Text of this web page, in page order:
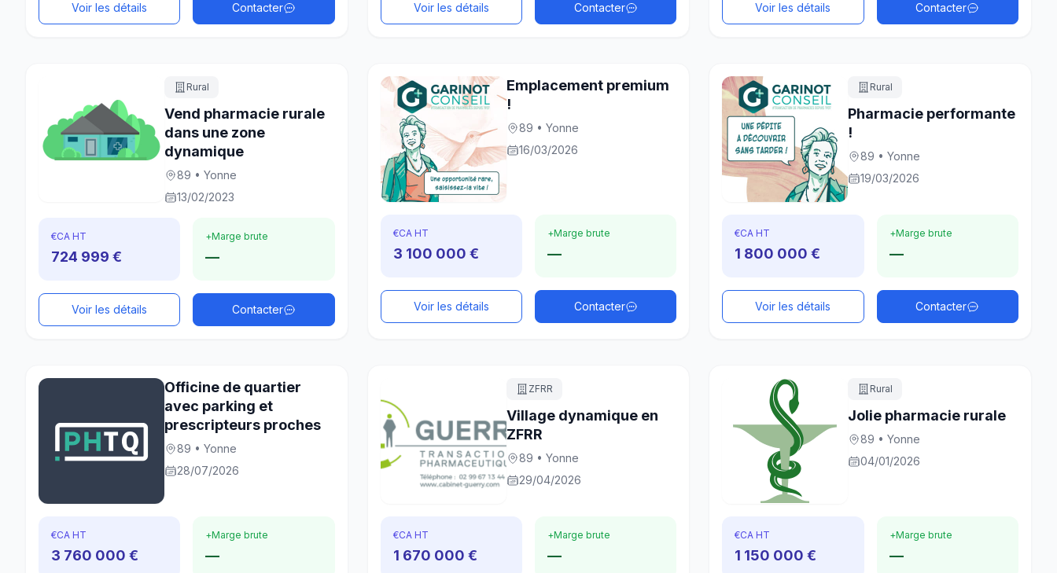
Voir les détails Contacter Voir les détails Contacter Voir les détails Contacter
Rural
Vend pharmacie rurale
dans une zone
dynamique
89 • Yonne
13/02/2023
€CA HT
724 999 €
+Marge brute
—
Voir les détails Contacter
Emplacement premium
!
89 • Yonne
16/03/2026
€CA HT
3 100 000 €
+Marge brute
—
Voir les détails Contacter
Rural
Pharmacie performante
!
89 • Yonne
19/03/2026
€CA HT
1 800 000 €
+Marge brute
—
Voir les détails Contacter
Officine de quartier
avec parking et
prescripteurs proches
89 • Yonne
28/07/2026
€CA HT
3 760 000 €
+Marge brute
—
ZFRR
Village dynamique en
ZFRR
89 • Yonne
29/04/2026
€CA HT
1 670 000 €
+Marge brute
—
Rural
Jolie pharmacie rurale
89 • Yonne
04/01/2026
€CA HT
1 150 000 €
+Marge brute
—